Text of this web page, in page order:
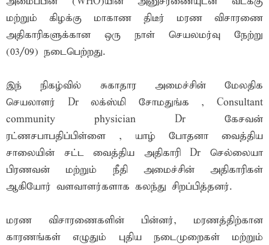
மற்றும் கிழக்கு மாகாண திடீர் மரண விசாரணை
அதிகாரிகளுக்கான ஒரு நாள் செயலமர்வு நேற்று
(03/09) நடைபெற்றது.
இந் நிகழ்வில் சுகாதார அமைச்சின் மேலதிக
செயலாளர் Dr லக்ஸ்மி சோமதுங்க , Consultant
community physician Dr கேசவன்
ரட்ணசபாபதிப்பிள்ளை , யாழ் போதனா வைத்திய
சாலையின் சட்ட வைத்திய அதிகாரி Dr செல்லையா
பிரணவன் மற்றும் நீதி அமைச்சின் அதிகாரிகள்
ஆகியோர் வளவாளர்களாக கலந்து சிறப்பித்தனர்.
மரண விசாரணைகளின் பின்னர், மரணத்திற்கான
காரணங்கள் எழுதும் புதிய நடைமுறைகள் மற்றும்